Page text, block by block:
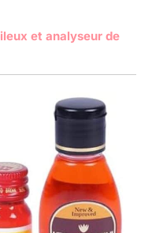
et analyseur de